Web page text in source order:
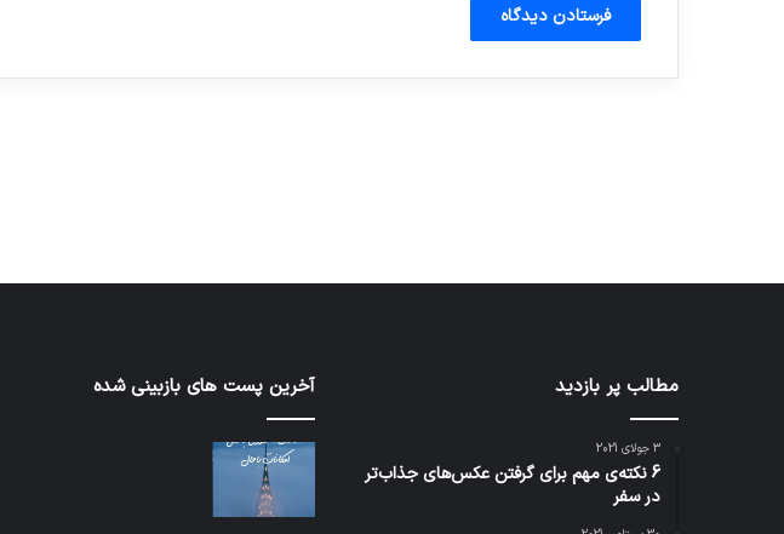
مطالب پر بازدید
3 جولای 2021
6 نکته‌ی مهم برای گرفتن عکس‌های جذاب‌تر
در سفر
آخرین پست های بازبینی شده
کدام
پیام‌رسان
کاربران
نخستین
کاملا
خودران
نقلیه
اپل